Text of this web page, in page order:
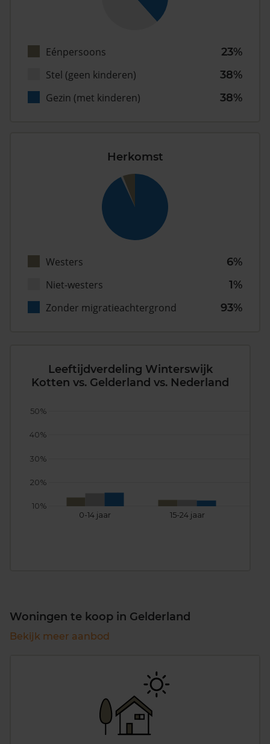
Eénpersoons
23%
Stel (geen kinderen)
38%
Gezin (met kinderen)
38%
Herkomst
Westers
6%
Niet-westers
1%
Zonder migratieachtergrond
93%
Leeftijdverdeling Winterswijk
Kotten vs. Gelderland vs. Nederland
0-14 jaar 15-24 jaar
10%
20%
30%
40%
50%
Woningen te koop in Gelderland
Bekijk meer aanbod